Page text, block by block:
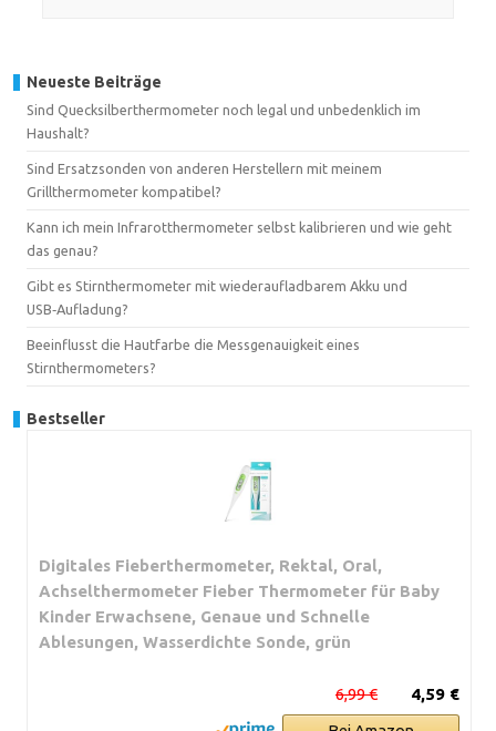
Neueste Beiträge
Sind Quecksilberthermometer noch legal und unbedenklich im
Haushalt?
Sind Ersatzsonden von anderen Herstellern mit meinem
Grillthermometer kompatibel?
Kann ich mein Infrarotthermometer selbst kalibrieren und wie geht
das genau?
Gibt es Stirnthermometer mit wiederaufladbarem Akku und
USB‑Aufladung?
Beeinflusst die Hautfarbe die Messgenauigkeit eines
Stirnthermometers?
Bestseller
Digitales Fieberthermometer, Rektal, Oral,
Achselthermometer Fieber Thermometer für Baby
Kinder Erwachsene, Genaue und Schnelle
Ablesungen, Wasserdichte Sonde, grün
4,59 €
6,99 €